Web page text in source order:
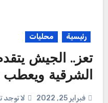
رئيسية محليات
تعز.. الجيش
الشرقية ويعطب
فبراير 25, 2022 لا توجد